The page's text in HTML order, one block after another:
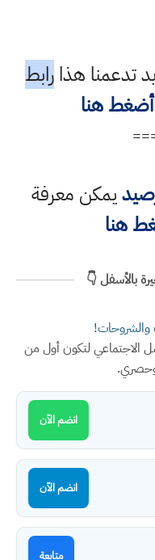
تدعمنا هذارابط
أضغط هنا
يمكن معرفة
هنا
بالأسفل 👇
والشروحات!
الاجتماعي لتكون أول من
انضم الآن
انضم الآن
متابعة